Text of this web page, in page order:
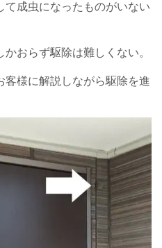
て成虫になったものがいない
おらず駆除は難しくない。
客様に解説しながら駆除を進